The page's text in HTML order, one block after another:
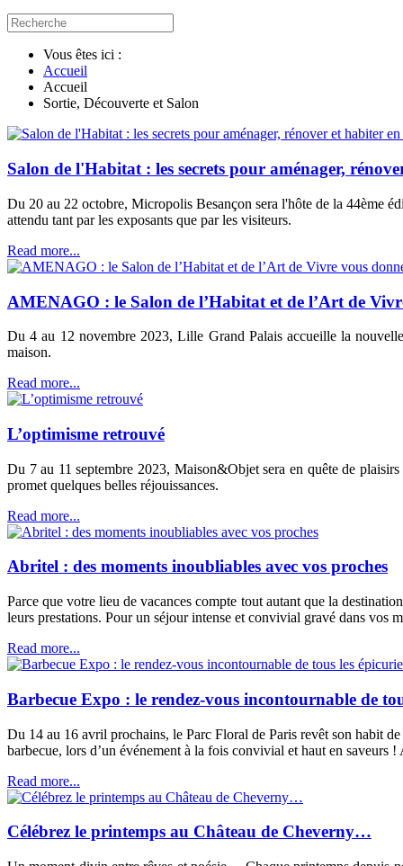
Vous êtes ici :
Accueil
Accueil
Sortie, Découverte et Salon
Salon de l'Habitat : les secrets pour aménager,
Du 20 au 22 octobre, Micropolis Besançon sera l'hôte de la 44ème
attendu tant par les exposants que par les visiteurs.
Read more...
AMENAGO : le Salon de l’Habitat et de l’Art de
Du 4 au 12 novembre 2023, Lille Grand Palais accueille la
maison.
Read more...
L’optimisme retrouvé
Du 7 au 11 septembre 2023, Maison&Objet sera en quête de
promet quelques belles réjouissances.
Read more...
Abritel : des moments inoubliables avec vos proches
Parce que votre lieu de vacances compte tout autant que la
leurs prestations. Pour un séjour intense et convivial gravé dans vos
Read more...
Barbecue Expo : le rendez-vous incontournable de
Du 14 au 16 avril prochains, le Parc Floral de Paris revêt son habit
barbecue, lors d’un événement à la fois convivial et haut en saveurs
Read more...
Célébrez le printemps au Château de Cheverny…